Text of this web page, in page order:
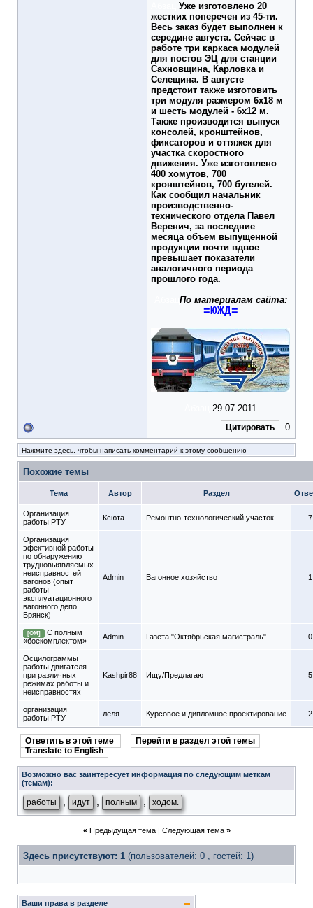
Уже изготовлено 20
жестких поперечен из 45-ти.
Весь заказ будет выполнен к
середине августа. Сейчас в
работе три каркаса модулей
для постов ЭЦ для станции
Сахновщина, Карловка и
Селещина. В августе
предстоит также изготовить
три модуля размером 6x18 м
и шесть модулей - 6x12 м.
Также производится выпуск
консолей, кронштейнов,
фиксаторов и оттяжек для
участка скоростного
движения. Уже изготовлено
400 хомутов, 700
кронштейнов, 700 бугелей.
Как сообщил начальник
производственно-
технического отдела Павел
Веренич, за последние
месяца объем выпущенной
продукции почти вдвое
превышает показатели
аналогичного периода
прошлого года.
По материалам сайта:
=ЮЖД=
29.07.2011
Цитировать 0
Нажмите здесь, чтобы написать комментарий к этому сообщению
Похожие темы
Тема Автор Раздел
Организация
работы РТУ
Ксюта Ремонтно-технологический участок 7
Организация
эфективной работы
по обнаружению
трудновыявляемых
неисправностей
вагонов (опыт
работы
эксплуатационного
вагонного депо
Брянск)
Admin Вагонное хозяйство 1
[ОМ]
C полным
«боекомплектом»
Admin Газета "Октябрьская магистраль" 0
Осцилограммы
работы двигателя
при различных
режимах работы и
неисправностях
Kashpir88 Ищу/Предлагаю 5
организация
работы РТУ
лёля Курсовое и дипломное проектирование 2
Ответить в этой теме
Перейти в раздел этой темы
Translate to English
Возможно вас заинтересует информация по следующим меткам
(темам):
работы идут полным ходом.
« Предыдущая тема| Следующая тема »
Здесь присутствуют: 1 (пользователей: 0 , гостей: 1)
Ваши права в разделе